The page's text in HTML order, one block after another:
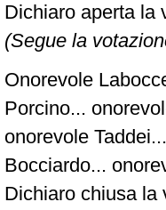
Dichiaro aperta la
(Segue la
Onorevole
Porcino...
onorevole
Bocciardo...
Dichiaro chiusa la